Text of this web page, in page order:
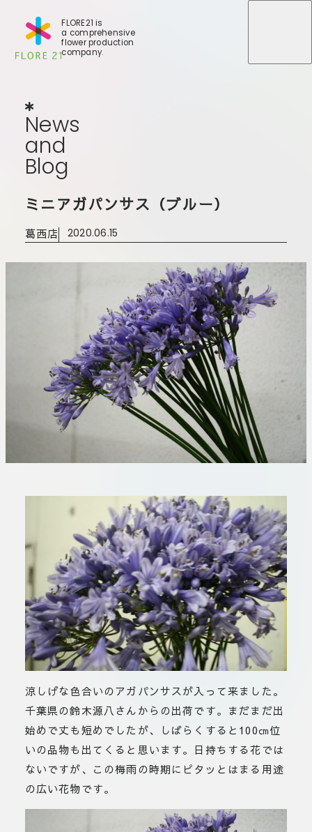
FLORE21 is
a comprehensive
flower production
company.
News
News
and
and
Blog
Blog
ミニアガパンサス（ブルー）
葛西店 2020.06.15
涼しげな色合いのアガパンサスが入って来ました。
千葉県の鈴木源八さんからの出荷です。まだまだ出
始めで丈も短めでしたが、しばらくすると100㎝位
いの品物も出てくると思います。日持ちする花では
ないですが、この梅雨の時期にピタッとはまる用途
の広い花物です。
大田本店
大田支店
板橋店
川崎加工部
BLOG
会社概要
FLORE
STORY
Gallery
お取引につ
いて
お問い合わ
せ
EN
flore21
official instagram
Tokyo
shokubutsu zufu
facebook